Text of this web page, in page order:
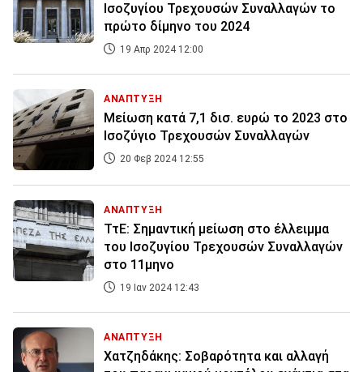
Ισοζυγίου Τρεχουσών Συναλλαγών το
πρώτο δίμηνο του 2024
19 Απρ 2024 12:00
ΑΝΑΠΤΥΞΗ
Μείωση κατά 7,1 δισ. ευρώ το 2023 στο
Ισοζύγιο Τρεχουσών Συναλλαγών
20 Φεβ 2024 12:55
ΑΝΑΠΤΥΞΗ
ΤτΕ: Σημαντική μείωση στο έλλειμμα
του Ισοζυγίου Τρεχουσών Συναλλαγών
στο 11μηνο
19 Ιαν 2024 12:43
ΑΝΑΠΤΥΞΗ
Χατζηδάκης: Σοβαρότητα και αλλαγή